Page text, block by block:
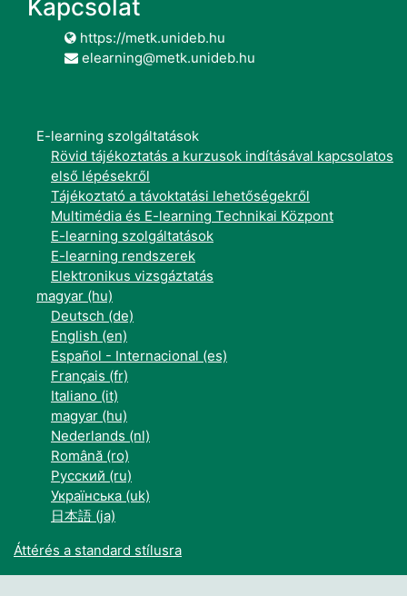
Kapcsolat
https://metk.unideb.hu
elearning@metk.unideb.hu
E-learning szolgáltatások
Rövid tájékoztatás a kurzusok indításával kapcsolatos
első lépésekről
Tájékoztató a távoktatási lehetőségekről
Multimédia és E-learning Technikai Központ
E-learning szolgáltatások
E-learning rendszerek
Elektronikus vizsgáztatás
magyar ‎(hu)‎
Deutsch ‎(de)‎
English ‎(en)‎
Español - Internacional ‎(es)‎
Français ‎(fr)‎
Italiano ‎(it)‎
magyar ‎(hu)‎
Nederlands ‎(nl)‎
Română ‎(ro)‎
Русский ‎(ru)‎
Українська ‎(uk)‎
日本語 ‎(ja)‎
Áttérés a standard stílusra